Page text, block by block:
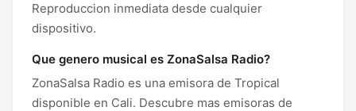
Reproduccion inmediata desde cualquier
dispositivo.
Que genero musical es ZonaSalsa Radio?
ZonaSalsa Radio es una emisora de Tropical
disponible en Cali. Descubre mas emisoras de